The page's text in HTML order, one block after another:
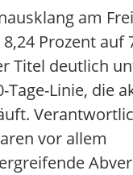
am
Prozent auf
Titel deutlich
Tage-Linie, die
vor allem